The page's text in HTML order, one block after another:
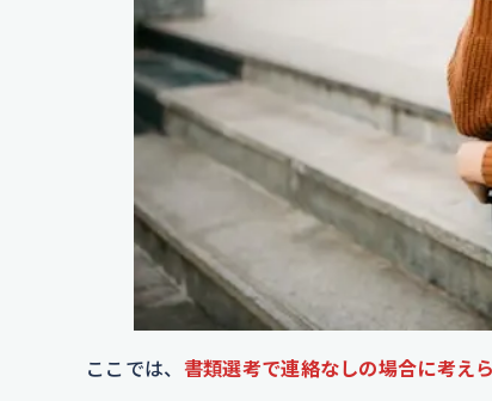
ここでは、 書類選考で連絡なしの場合に考え